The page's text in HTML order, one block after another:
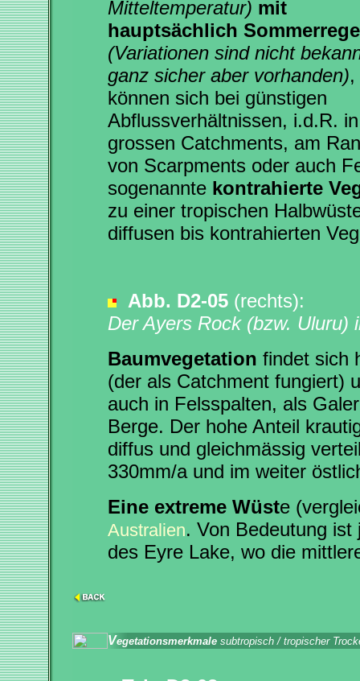
Mitteltemperatur) mit
hauptsächlich
(Variationen sind nicht
ganz sicher aber vorhanden),
können sich bei günstigen
Abflussverhältnissen, i.d.R. in
grossen Catchments, am
von Scarpments oder auch
sogenannte kontrahierte
zu einer tropischen
diffusen bis kontrahierten
Abb. D2-05 (rechts):
Der Ayers Rock (bzw. Uluru)
Baumvegetation findet sich
(der als Catchment fungiert)
auch in Felsspalten, als
Berge. Der hohe Anteil
diffus und gleichmässig
330mm/a und im weiter
Eine extreme Wüste
Australien. Von Bedeutung
des Eyre Lake, wo die
Vegetationsmerkmale subtropisch / tropischer